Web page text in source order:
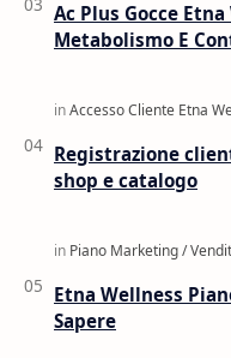
Ac Plus Gocce
Metabolismo E
Registrazione
shop e catalogo
Etna Wellness
Sapere